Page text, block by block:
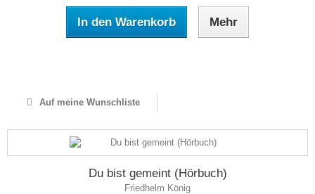
In den Warenkorb Mehr
Auf meine Wunschliste
Du bist gemeint (Hörbuch)
Friedhelm König